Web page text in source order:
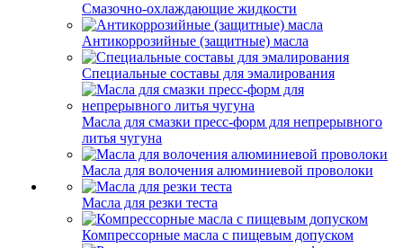
Смазочно-охлаждающие жидкости
Антикоррозийные (защитные) масла
Специальные составы для эмалирования
Масла для смазки пресс-форм для непрерывного
литья чугуна
Масла для волочения алюминиевой проволоки
Масла для резки теста
Компрессорные масла с пищевым допуском